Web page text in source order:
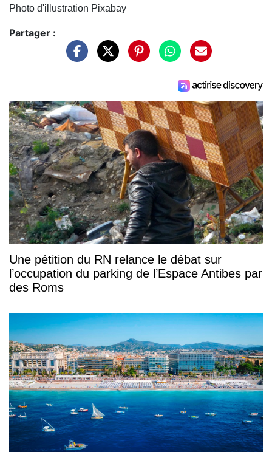
Photo d'illustration Pixabay
Partager :
Une pétition du RN relance le débat sur
l’occupation du parking de l’Espace Antibes par
des Roms